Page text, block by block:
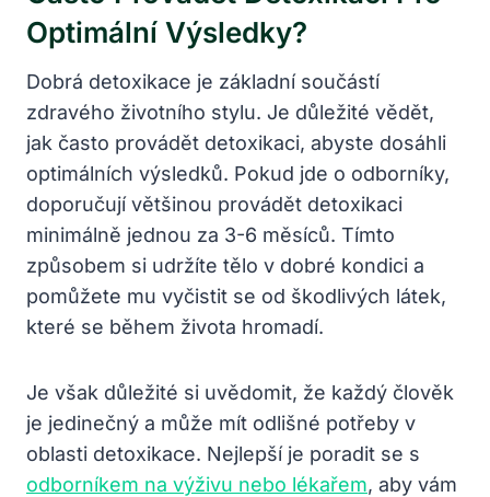
Optimální Výsledky?
Dobrá detoxikace je základní součástí
zdravého životního stylu. Je důležité vědět,
jak často provádět detoxikaci, abyste dosáhli
optimálních výsledků. Pokud jde o odborníky,
doporučují většinou provádět detoxikaci
minimálně jednou za 3-6 měsíců. Tímto
způsobem si udržíte tělo v dobré kondici a
pomůžete mu vyčistit se od škodlivých látek,
které se během života hromadí.
Je však důležité si uvědomit, že každý člověk
je jedinečný a může mít odlišné potřeby v
oblasti detoxikace. Nejlepší je poradit se s
odborníkem na výživu nebo lékařem, aby vám